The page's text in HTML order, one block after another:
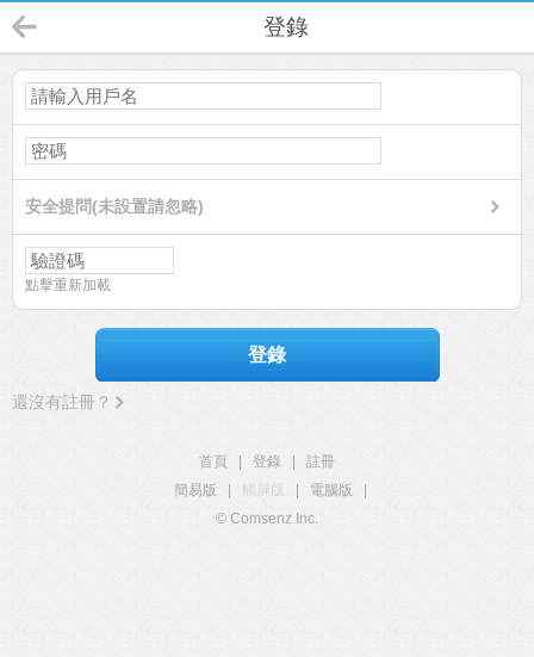
登錄
安全提問(未設置請忽略)
點擊重新加載
登錄
還沒有註冊？
首頁 登錄
註冊
簡易版
觸屏版 電腦版
© Comsenz Inc.